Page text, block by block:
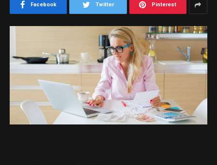
Facebook Twitter Pinterest